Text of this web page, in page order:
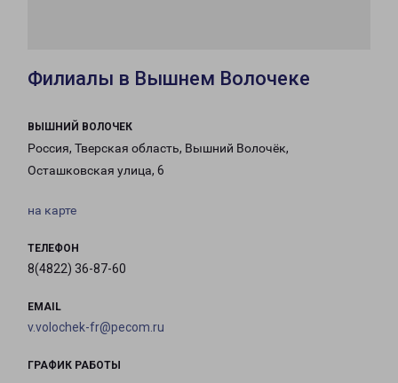
Филиалы в Вышнем Волочеке
ВЫШНИЙ ВОЛОЧЕК
Россия, Тверская область, Вышний Волочёк,
Осташковская улица, 6
на карте
ТЕЛЕФОН
8(4822) 36-87-60
EMAIL
v.volochek-fr@pecom.ru
ГРАФИК РАБОТЫ